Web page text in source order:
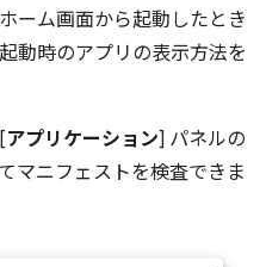
ーム画面から起動したとき
動時のアプリの表示方法を
アプリケーション] パネルの
マニフェストを検査できま